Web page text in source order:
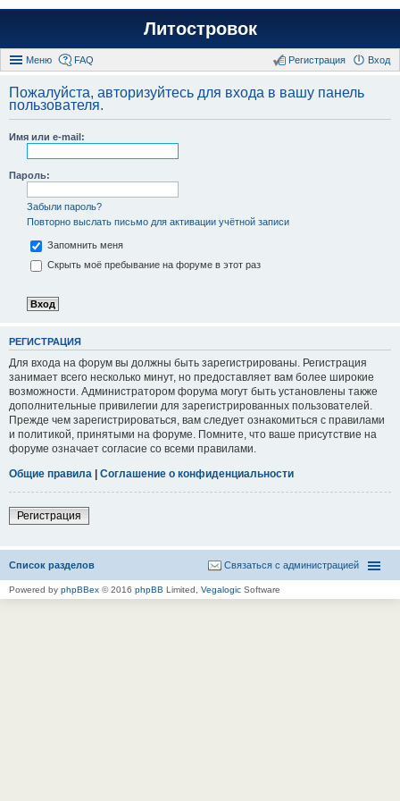
Литостровок
Меню FAQ Вход
Регистрация
Пожалуйста, авторизуйтесь для входа в вашу панель
пользователя.
Имя или e-mail:
Пароль:
Забыли пароль?
Повторно выслать письмо для активации учётной записи
Запомнить меня
Скрыть моё пребывание на форуме в этот раз
РЕГИСТРАЦИЯ
Для входа на форум вы должны быть зарегистрированы. Регистрация
занимает всего несколько минут, но предоставляет вам более широкие
возможности. Администратором форума могут быть установлены также
дополнительные привилегии для зарегистрированных пользователей.
Прежде чем зарегистрироваться, вам следует ознакомиться с правилами
и политикой, принятыми на форуме. Помните, что ваше присутствие на
форуме означает согласие со всеми правилами.
Общие правила | Соглашение о конфиденциальности
Регистрация
Список разделов Связаться с администрацией
Powered by phpBBex © 2016 phpBB Limited, Vegalogic Software